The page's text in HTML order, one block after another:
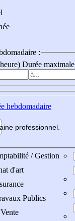
:
Durée
hebdomadaire
professionnel
/ Gestion
d'art
Publics